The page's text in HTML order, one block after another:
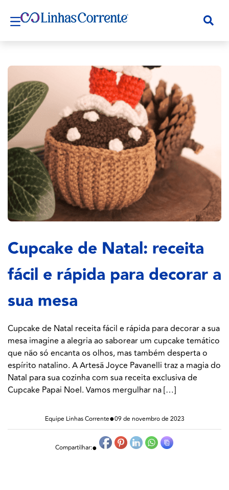
Cupcake de Natal: receita
fácil e rápida para decorar a
sua mesa
Cupcake de Natal receita fácil e rápida para decorar a sua
mesa imagine a alegria ao saborear um cupcake temático
que não só encanta os olhos, mas também desperta o
espírito natalino. A Artesã Joyce Pavanelli traz a magia do
Natal para sua cozinha com sua receita exclusiva de
Cupcake Papai Noel. Vamos mergulhar na […]
Equipe Linhas Corrente●09 de novembro de 2023
Compartilhar:●